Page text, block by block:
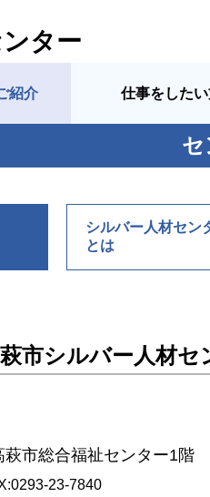
ター
紹介 仕事をした
セ
シルバー人材セン
とは
市シルバー人材セ
市総合福祉センター1階
23-7840